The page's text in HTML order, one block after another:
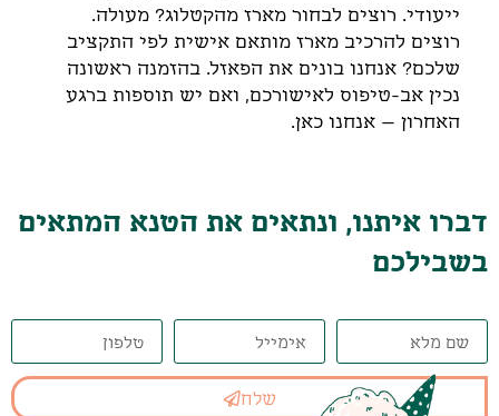
ייעודי. רוצים לבחור מארז מהקטלוג? מעולה.
רוצים להרכיב מארז מותאם אישית לפי התקציב
שלכם? אנחנו בונים את הפאזל. בהזמנה ראשונה
נכין אב-טיפוס לאישורכם, ואם יש תוספות ברגע
האחרון – אנחנו כאן.
דברו איתנו, ונתאים את הטנא המתאים
בשבילכם
שלח